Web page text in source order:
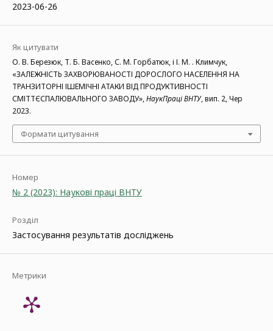
2023-06-26
Як цитувати
О. В. Березюк, Т. Б. Васенко, С. М. Горбатюк, і І. М. . Климчук,
«ЗАЛЕЖНІСТЬ ЗАХВОРЮВАНОСТІ ДОРОСЛОГО НАСЕЛЕННЯ НА
ТРАНЗИТОРНІ ІШЕМІЧНІ АТАКИ ВІД ПРОДУКТИВНОСТІ
СМІТТЄСПАЛЮВАЛЬНОГО ЗАВОДУ»,НаукПраці ВНТУ, вип. 2, Чер
2023.
Формати цитування
Номер
№ 2 (2023): Наукові праці ВНТУ
Розділ
Застосування результатів досліджень
Метрики